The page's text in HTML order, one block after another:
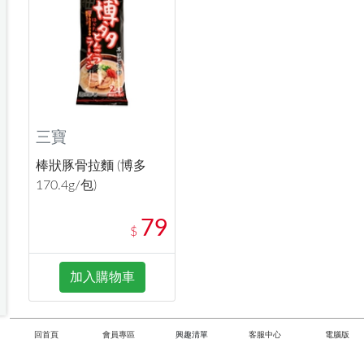
三寶
棒狀豚骨拉麵 (博多
170.4g/包)
$ 79
加入購物車
回首頁 會員專區 興趣清單 客服中心 電腦版